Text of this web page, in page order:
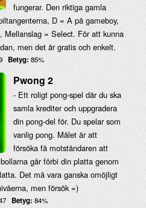
fungerar. Den riktiga gamla
D = A på gameboy,
= Select. För att kunna
men det är gratis och enkelt.
Betyg: 85%
Pwong 2
- Ett roligt pong-spel där du ska
samla krediter och uppgradera
din pong-del för. Du spelar som
vanlig pong. Målet är att
försöka få motståndaren att
går förbi din platta genom
Det må vara ganska omöjligt
men försök =)
Betyg: 84%